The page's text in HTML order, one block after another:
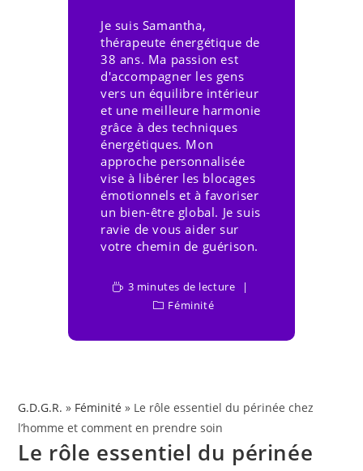
Je suis Samantha,
thérapeute énergétique de
38 ans. Ma passion est
d'accompagner les gens
vers un équilibre intérieur
et une meilleure harmonie
grâce à des techniques
énergétiques. Mon
approche personnalisée
vise à libérer les blocages
émotionnels et à favoriser
un bien-être global. Je suis
ravie de vous aider sur
votre chemin de guérison.
3 minutes de lecture
Féminité
G.D.G.R. » Féminité » Le rôle essentiel du périnée chez
l’homme et comment en prendre soin
Le rôle essentiel du périnée